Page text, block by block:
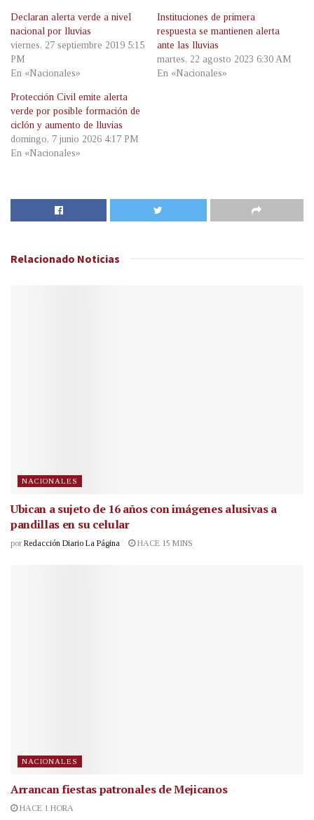
Declaran alerta verde a nivel
nacional por lluvias
viernes, 27 septiembre 2019 5:15
PM
En «Nacionales»
Instituciones de primera
respuesta se mantienen alerta
ante las lluvias
martes, 22 agosto 2023 6:30 AM
En «Nacionales»
Protección Civil emite alerta
verde por posible formación de
ciclón y aumento de lluvias
domingo, 7 junio 2026 4:17 PM
En «Nacionales»
Relacionado Noticias
NACIONALES
Ubican a sujeto de 16 años con imágenes alusivas a
pandillas en su celular
por Redacción Diario La Página HACE 15 MINS
NACIONALES
Arrancan fiestas patronales de Mejicanos
HACE 1 HORA